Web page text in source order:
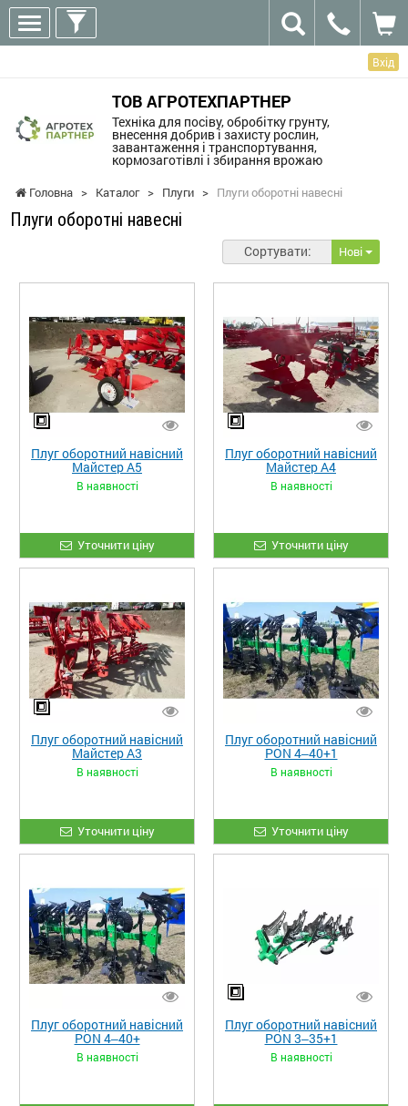
Вхід
ТОВ АГРОТЕХПАРТНЕР
Техніка для посіву, обробітку грунту,
внесення добрив і захисту рослин,
завантаження і транспортування,
кормозаготівлі і збирання врожаю
Головна > Каталог > Плуги > Плуги оборотні навесні
Плуги оборотні навесні
Сортувати: Нові
Плуг оборотний навісний
Майстер A5
В наявності
Уточнити ціну
Плуг оборотний навісний
Майстер A4
В наявності
Уточнити ціну
Плуг оборотний навісний
Майстер A3
В наявності
Уточнити ціну
Плуг оборотний навісний
PON 4‒40+1
В наявності
Уточнити ціну
Плуг оборотний навісний
PON 4‒40+
В наявності
Плуг оборотний навісний
PON 3‒35+1
В наявності